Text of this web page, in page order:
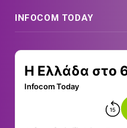
INFOCOM TODAY